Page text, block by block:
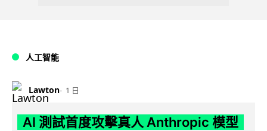
人工智能
Lawton 1 日
AI 測試首度攻擊真人 Anthropic 模型